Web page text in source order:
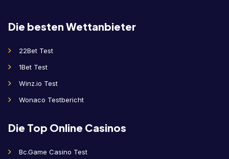
Die besten Wettanbieter
22Bet Test
1Bet Test
Winz.io Test
Wonaco Testbericht
Die Top Online Casinos
Bc.Game Casino Test